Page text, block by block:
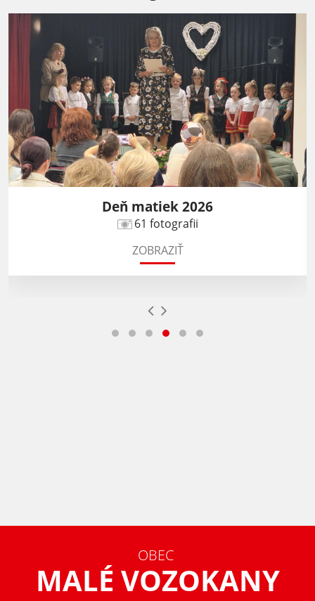
Deň matiek 2026
61 fotografii
ZOBRAZIŤ
OBEC
MALÉ VOZOKANY